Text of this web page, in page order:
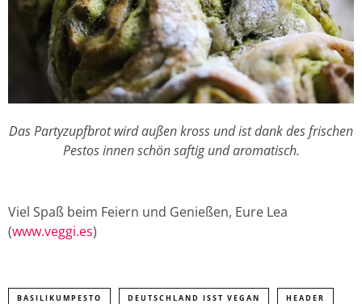
Das Partyzupfbrot wird außen kross und ist dank des frischen
Pestos innen schön saftig und aromatisch.
Viel Spaß beim Feiern und Genießen, Eure Lea
(www.veggi.es)
BASILIKUMPESTO DEUTSCHLAND ISST VEGAN HEADER